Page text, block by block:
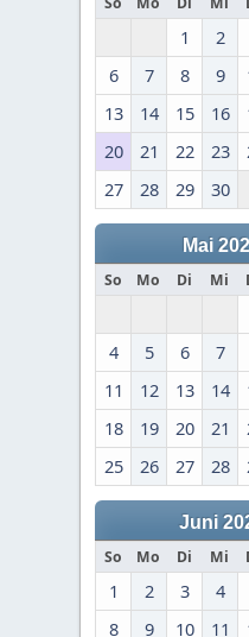
1 2
6
7 8 9
13
14 15 16
20
21 22 23
27
28 29 30
Mai
So Mo Di Mi
4
5 6 7
11
12 13 14
18
19 20 21
25
26 27 28
Juni
So Mo Di Mi
1 2 3 4
8
9 10 11